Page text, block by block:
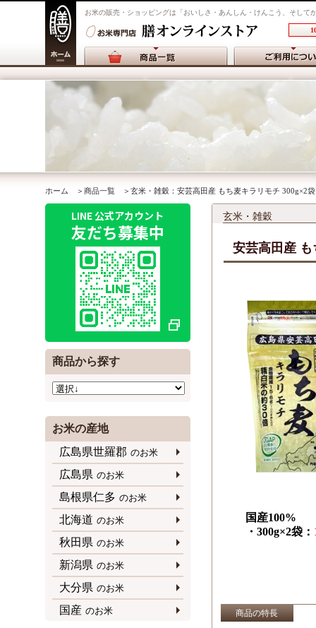
お米の販売・ショッピングは「おいしさ・あんしん・けんこう、そして
ホーム ＞ 商品一覧 ＞玄米・雑穀：安芸高田産 もち麦キラリモチ 300g×2袋
玄米・雑穀
安芸高田産 も
国産100%
・300g×2袋：
商品の特長
LINE 公式アカウント
友だち募集中
商品から探す
お米の産地
広島県世羅郡 のお米
広島県 のお米
島根県仁多 のお米
北海道 のお米
秋田県 のお米
新潟県 のお米
大分県 のお米
国産 のお米